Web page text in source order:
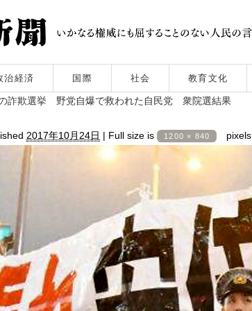
治経済 国際 社会 教育文化
詐欺選挙 野党自爆で救われた自民党 衆院選結果
2017年10月24日 | Full size is 1200 × 840 pixels